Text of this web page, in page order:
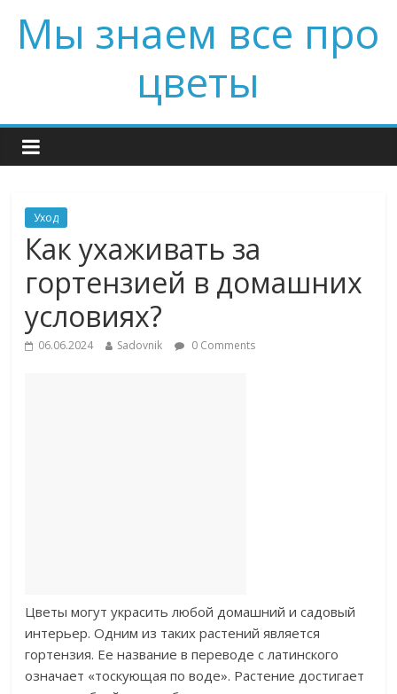
Мы знаем все про
цветы
Уход
Как ухаживать за
гортензией в домашних
условиях?
06.06.2024 Sadovnik 0 Comments
Цветы могут украсить любой домашний и садовый
интерьер. Одним из таких растений является
гортензия. Ее название в переводе с латинского
означает «тоскующая по воде». Растение достигает